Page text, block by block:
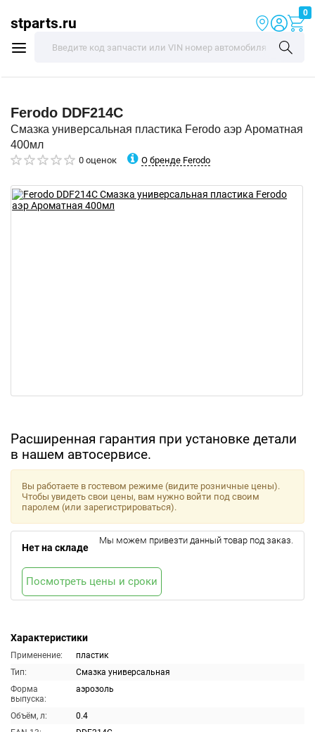
stparts.ru
0
Ferodo DDF214C
Смазка универсальная пластика Ferodo аэр Ароматная
400мл
0 оценок О бренде Ferodo
Расширенная гарантия при установке детали
в нашем автосервисе.
Характеристики
Применение:
пластик
Тип:
Смазка универсальная
Форма
выпуска:
аэрозоль
Объём, л:
0.4
Вы работаете в гостевом режиме (видите розничные цены).
Чтобы увидеть свои цены, вам нужно войти под своим
паролем (или зарегистрироваться).
Нет на складе
Мы можем привезти данный товар под заказ.
Посмотреть цены и сроки